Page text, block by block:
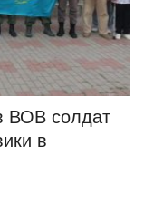
ВОВ солдат
в